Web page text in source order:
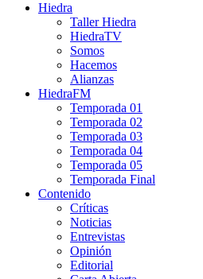
Hiedra
Taller Hiedra
HiedraTV
Somos
Hacemos
Alianzas
HiedraFM
Temporada 01
Temporada 02
Temporada 03
Temporada 04
Temporada 05
Temporada Final
Contenido
Críticas
Noticias
Entrevistas
Opinión
Editorial